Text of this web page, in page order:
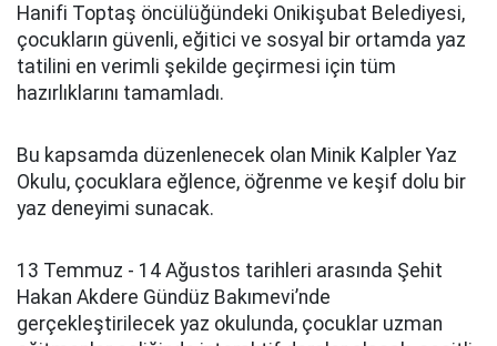
Hanifi Toptaş öncülüğündeki Onikişubat Belediyesi,
çocukların güvenli, eğitici ve sosyal bir ortamda yaz
tatilini en verimli şekilde geçirmesi için tüm
hazırlıklarını tamamladı.
Bu kapsamda düzenlenecek olan Minik Kalpler Yaz
Okulu, çocuklara eğlence, öğrenme ve keşif dolu bir
yaz deneyimi sunacak.
13 Temmuz - 14 Ağustos tarihleri arasında Şehit
Hakan Akdere Gündüz Bakımevi’nde
gerçekleştirilecek yaz okulunda, çocuklar uzman